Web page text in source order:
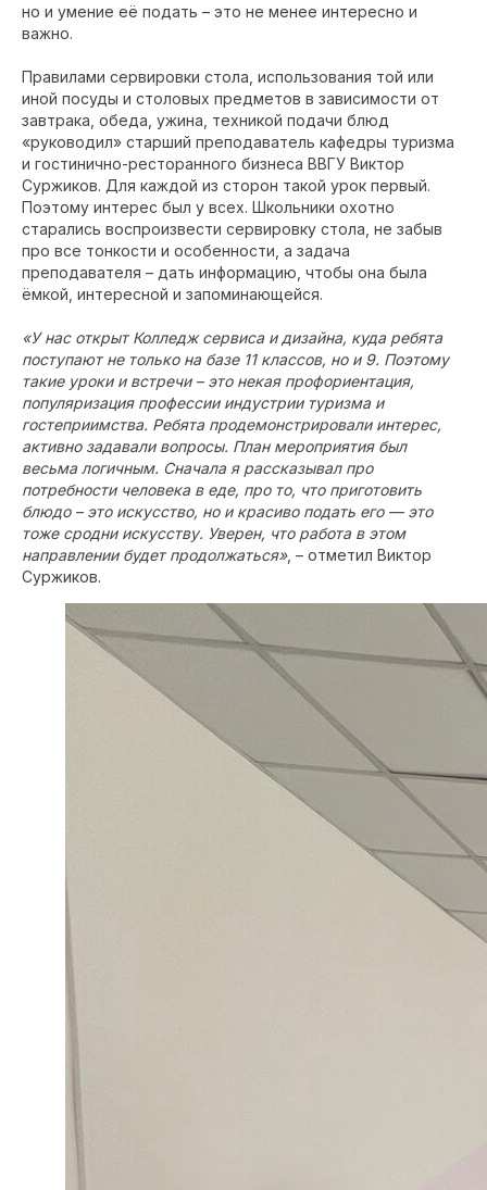
но и умение её подать – это не менее интересно и
важно.
Правилами сервировки стола, использования той или
иной посуды и столовых предметов в зависимости от
завтрака, обеда, ужина, техникой подачи блюд
«руководил» старший преподаватель кафедры туризма
и гостинично-ресторанного бизнеса ВВГУ Виктор
Суржиков. Для каждой из сторон такой урок первый.
Поэтому интерес был у всех. Школьники охотно
старались воспроизвести сервировку стола, не забыв
про все тонкости и особенности, а задача
преподавателя – дать информацию, чтобы она была
ёмкой, интересной и запоминающейся.
«У нас открыт Колледж сервиса и дизайна, куда ребята
поступают не только на базе 11 классов, но и 9. Поэтому
такие уроки и встречи – это некая профориентация,
популяризация профессии индустрии туризма и
гостеприимства. Ребята продемонстрировали интерес,
активно задавали вопросы. План мероприятия был
весьма логичным. Сначала я рассказывал про
потребности человека в еде, про то, что приготовить
блюдо – это искусство, но и красиво подать его — это
тоже сродни искусству. Уверен, что работа в этом
направлении будет продолжаться», – отметил Виктор
Суржиков.